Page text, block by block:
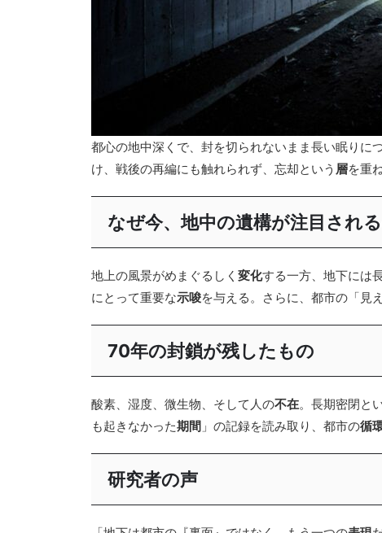
都心の地中深くで、封を切られないまま長い眠りに
け、戦後の再編にも触れられず、忘却という 層を重
なぜ今、地中の遺構が注目され
地上の風景がめまぐるしく 変化する一方、地下には
にとって重要な示唆を与える。さらに、都市の「見
70年の封鎖が残したもの
酸素、湿度、微生物、そして人の不在。長期密閉と
も起きなかった期間 」の記録を読み取り、都市の循
研究者の声